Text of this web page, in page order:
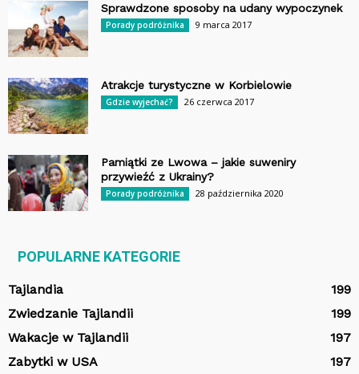
Sprawdzone sposoby na udany wypoczynek
Porady podróżnika 9 marca 2017
Atrakcje turystyczne w Korbielowie
Gdzie wyjechać? 26 czerwca 2017
Pamiątki ze Lwowa – jakie suweniry
przywieźć z Ukrainy?
Porady podróżnika 28 października 2020
POPULARNE KATEGORIE
Tajlandia
199
Zwiedzanie Tajlandii
199
Wakacje w Tajlandii
197
Zabytki w USA
197